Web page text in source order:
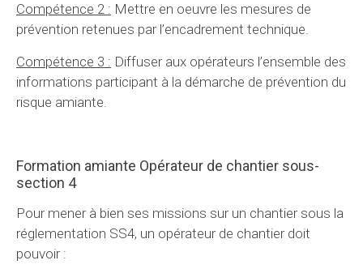
Compétence 2 : Mettre en oeuvre les mesures de
prévention retenues par l’encadrement technique.
Compétence 3 : Diffuser aux opérateurs l’ensemble des
informations participant à la démarche de prévention du
risque amiante.
Formation amiante Opérateur de chantier sous-
section 4
Pour mener à bien ses missions sur un chantier sous la
réglementation SS4, un opérateur de chantier doit
pouvoir :